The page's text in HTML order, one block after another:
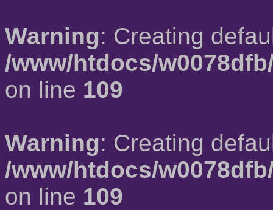
Warning: Creating
/www/htdocs/
on line 109
Warning: Creating
/www/htdocs/
on line 109